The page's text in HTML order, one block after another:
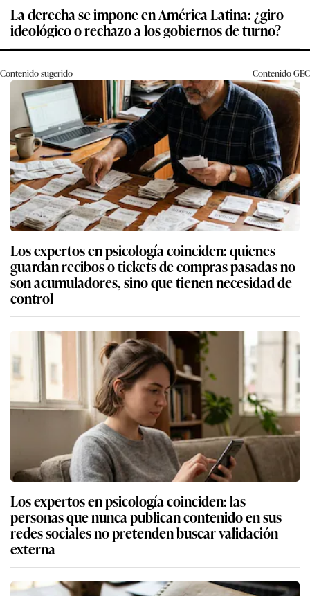
La derecha se impone en América Latina: ¿giro
ideológico o rechazo a los gobiernos de turno?
Contenido sugerido ContenidoGEC
Los expertos en psicología coinciden: quienes
guardan recibos o tickets de compras pasadas no
son acumuladores, sino que tienen necesidad de
control
Los expertos en psicología coinciden: las
personas que nunca publican contenido en sus
redes sociales no pretenden buscar validación
externa